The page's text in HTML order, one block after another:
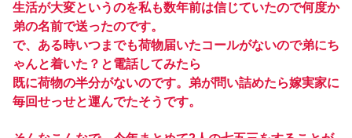
生活が大変というのを私も数年前は信じていたので何度か
弟の名前で送ったのです。
で、ある時いつまでも荷物届いたコールがないので弟にち
ゃんと着いた？と電話してみたら
既に荷物の半分がないのです。弟が問い詰めたら嫁実家に
毎回せっせと運んでたそうです。